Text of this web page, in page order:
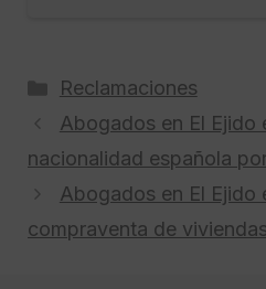
Categorías
Reclamaciones
Abogados en El Ejido
nacionalidad española
Abogados en El Ejido
compraventa de viviendas